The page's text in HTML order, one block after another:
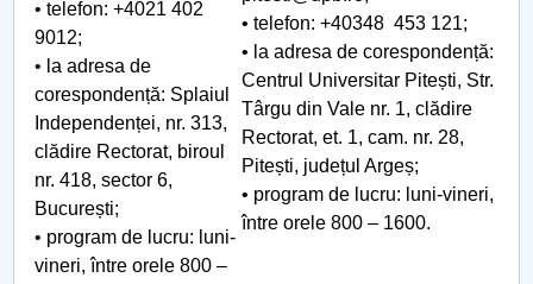
• telefon: +4021 402
9012;
• la adresa de
corespondență: Splaiul
Independenței, nr. 313,
clădire Rectorat, biroul
nr. 418, sector 6,
București;
• program de lucru: luni-
vineri, între orele 800 –
• telefon: +40348 453 121;
• la adresa de corespondență:
Centrul Universitar Pitești, Str.
Târgu din Vale nr. 1, clădire
Rectorat, et. 1, cam. nr. 28,
Pitești, județul Argeș;
• program de lucru: luni-vineri,
între orele 800 – 1600.